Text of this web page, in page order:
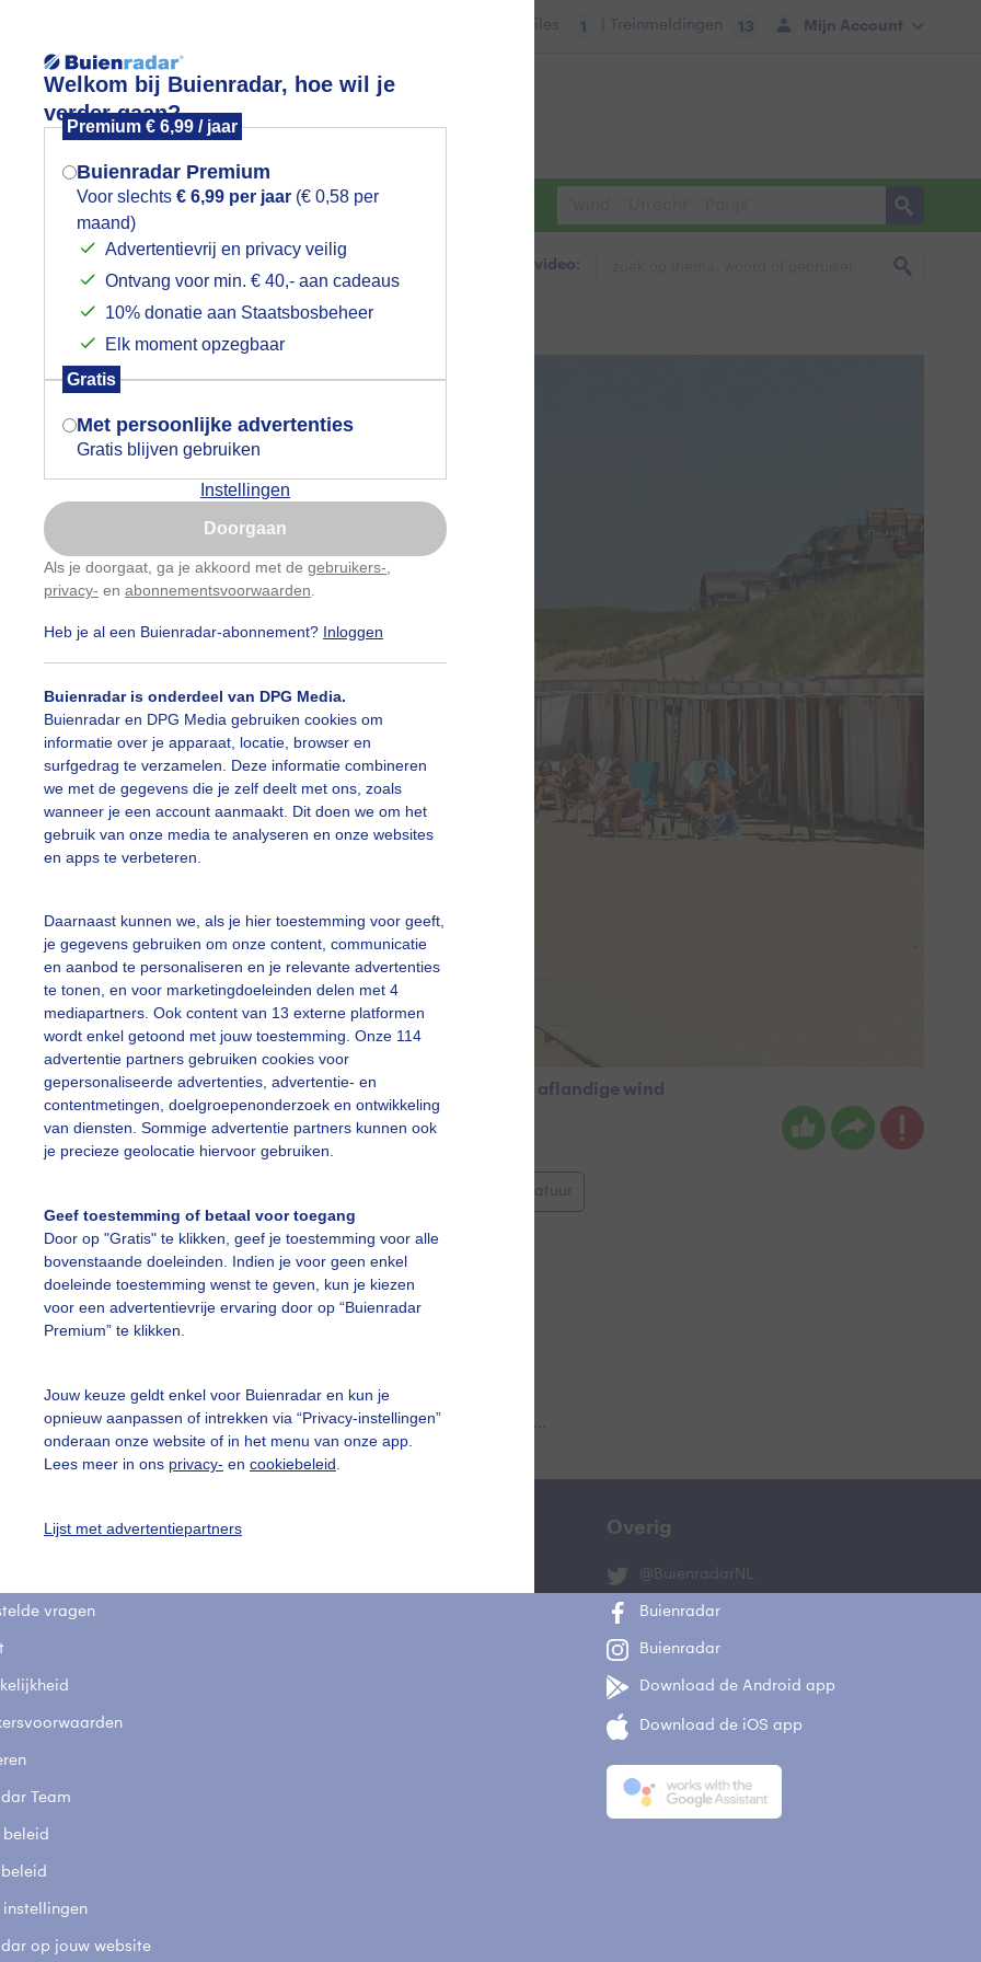
Welkom bij Buienradar, hoe wil je
verder gaan?
Premium € 6,99 / jaar
Buienradar Premium
Voor slechts € 6,99 per jaar (€ 0,58 per
maand)
Advertentievrij en privacy veilig
Ontvang voor min. € 40,- aan cadeaus
10% donatie aan Staatsbosbeheer
Elk moment opzegbaar
Gratis
Met persoonlijke advertenties
Gratis blijven gebruiken
Instellingen
Doorgaan
Als je doorgaat, ga je akkoord met de gebruikers-
privacy- en abonnementsvoorwaarden
Heb je al een Buienradar-abonnement? Inloggen
Buienradar is onderdeel van DPG Media.
Buienradar en DPG Media gebruiken cookies om
informatie over je apparaat, locatie, browser en
surfgedrag te verzamelen. Deze informatie combineren
we met de gegevens die je zelf deelt met ons, zoals
wanneer je een account aanmaakt. Dit doen we om het
gebruik van onze media te analyseren en onze websites
en apps te verbeteren.
Daarnaast kunnen we, als je hier toestemming voor geeft,
je gegevens gebruiken om onze content, communicatie
en aanbod te personaliseren en je relevante advertenties
te tonen, en voor marketingdoeleinden delen met 4
mediapartners. Ook content van 13 externe platformen
wordt enkel getoond met jouw toestemming. Onze 114
advertentie partners gebruiken cookies voor
gepersonaliseerde advertenties, advertentie- en
contentmetingen, doelgroepenonderzoek en ontwikkeling
van diensten. Sommige advertentie partners kunnen ook
je precieze geolocatie hiervoor gebruiken.
Geef toestemming of betaal voor toegang
Door op "Gratis" te klikken, geef je toestemming voor alle
bovenstaande doeleinden. Indien je voor geen enkel
doeleinde toestemming wenst te geven, kun je kiezen
voor een advertentievrije ervaring door op “Buienradar
Premium” te klikken.
Jouw keuze geldt enkel voor Buienradar en kun je
opnieuw aanpassen of intrekken via “Privacy-instellingen”
onderaan onze website of in het menu van onze app.
Lees meer in ons privacy- en cookiebeleid
Lijst met advertentiepartners
Mijn Account
Files 1 | Treinmeldingen 13
Foto en video Weerzine
Zoeken in foto & video:
strandweer de temperatuur is al aangenamer matig aflandige wind
ria brasser Gemaakt: 14-06-2023, 431x bekeken
Aangenameretemperatuur
slideshow
Een moment geduld aub...
vragen
Team
beleid
instellingen
op jouw website
Overig
@BuienradarNL
Buienradar
Buienradar
Download de Android app
Download de iOS app
Mogen we je locatie gebruiken voor
het weer?
Indien je hier nog geen akkoord op hebt
gegeven, verschijnt er zo een pop-up uit
je browser waarin deze toestemming
gevraagd wordt.
Is goed, toon de popup
Nu niet, misschien later
Gebruik je Safari en wil je niet elke dag deze pop-up
Klikhierom dit aan te passen